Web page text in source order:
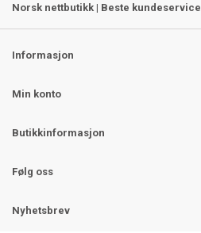
Norsk nettbutikk | Beste kundeservice
Informasjon
Min konto
Butikkinformasjon
Følg oss
Nyhetsbrev